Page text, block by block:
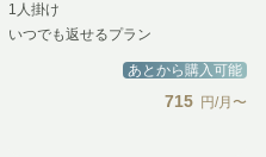
1人掛け
いつでも返せるプラン
あとから購入可能
715 円/月〜